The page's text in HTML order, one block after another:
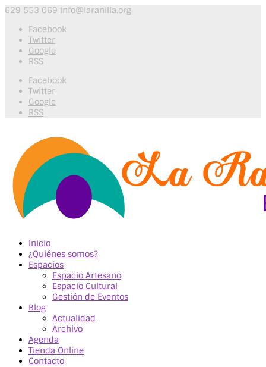
629 553 069 info@laranilla.org
Facebook
Twitter
Google
RSS
Facebook
Twitter
Google
RSS
Inicio
¿Quiénes somos?
Espacios
Espacio Artesano
Espacio Cultural
Gestión de Eventos
Blog
Actualidad
Archivo
Agenda
Tienda Online
Contacto